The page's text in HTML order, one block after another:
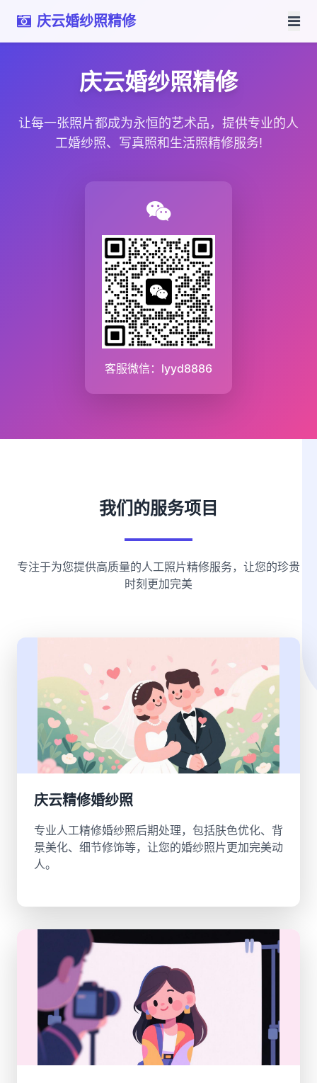
庆云婚纱照精修
庆云婚纱照精修
让每一张照片都成为永恒的艺术品，提供专业的人
工婚纱照、写真照和生活照精修服务!
客服微信：lyyd8886
我们的服务项目
专注于为您提供高质量的人工照片精修服务，让您的珍贵
时刻更加完美
庆云精修婚纱照
专业人工精修婚纱照后期处理，包括肤色优化、背
景美化、细节修饰等，让您的婚纱照片更加完美动
人。